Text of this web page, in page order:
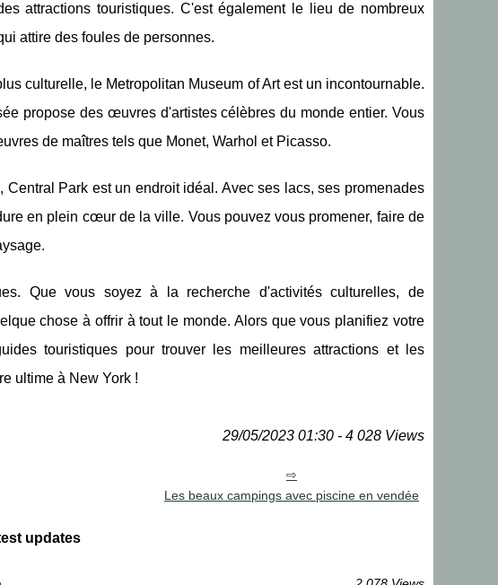
attractions touristiques. C'est également le lieu de nombreux
attire des foules de personnes.
culturelle, le Metropolitan Museum of Art est un incontournable.
propose des œuvres d'artistes célèbres du monde entier. Vous
de maîtres tels que Monet, Warhol et Picasso.
Park est un endroit idéal. Avec ses lacs, ses promenades
en plein cœur de la ville. Vous pouvez vous promener, faire de
Que vous soyez à la recherche d'activités culturelles, de
chose à offrir à tout le monde. Alors que vous planifiez votre
touristiques pour trouver les meilleures attractions et les
ultime à New York !
29/05/2023 01:30 - 4 028 Views
Les beaux campings avec piscine en vendée
updates